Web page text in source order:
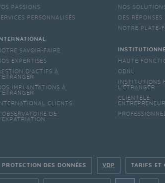
PASSIONS
PERSONNALISÉS
INTERNATIONAL
SAVOIR-FAIRE
EXPERTISES
D'ACTIFS À
L'ÉTRANGER
IMPLANTATIONS À
L’ÉTRANGER
INTERNATIONAL CLIENTS
L'OBSERVATOIRE DE
L'EXPATRIATION
NOS
DES RÉPONSES
NOTRE PLATE-
HAUTE
OBNL
INSTITUTIONS
L'ÉTRANGER
CLIENTÈLE
PROTECTION DES DONNÉES VDP TARIFS ET